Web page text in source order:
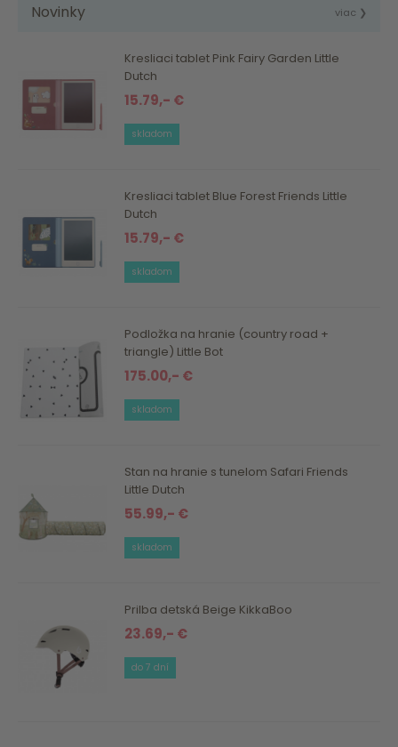
Novinky viac ❯
Kresliaci tablet Pink Fairy Garden Little
Dutch
15.79,- €
skladom
Kresliaci tablet Blue Forest Friends Little
Dutch
15.79,- €
skladom
Podložka na hranie (country road +
triangle) Little Bot
175.00,- €
skladom
Stan na hranie s tunelom Safari Friends
Little Dutch
55.99,- €
skladom
Prilba detská Beige KikkaBoo
23.69,- €
do 7 dní